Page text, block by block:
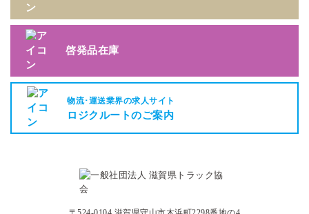
啓発品在庫
物流･運送業界の求人サイト
ロジクルートのご案内